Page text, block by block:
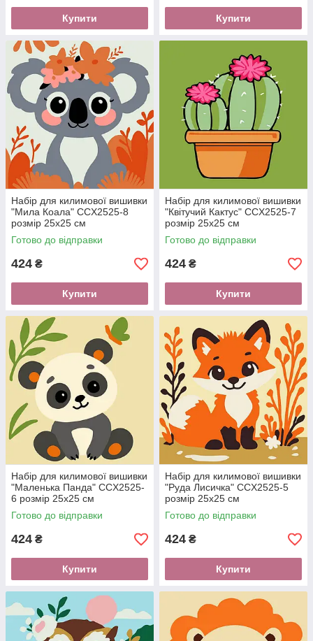
Купити Купити
Набір для килимової вишивки
"Мила Коала" CCX2525-8
розмір 25х25 см
Готово до відправки
424 ₴
Купити
Набір для килимової вишивки
"Квітучий Кактус" CCX2525-7
розмір 25х25 см
Готово до відправки
424 ₴
Купити
Набір для килимової вишивки
"Маленька Панда" CCX2525-
6 розмір 25х25 см
Готово до відправки
424 ₴
Купити
Набір для килимової вишивки
"Руда Лисичка" CCX2525-5
розмір 25х25 см
Готово до відправки
424 ₴
Купити